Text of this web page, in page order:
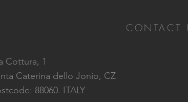
Cottura, 1
Caterina dello Jonio, CZ
88060. ITALY
CONTACT